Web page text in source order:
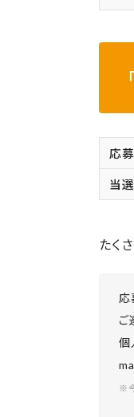
応
当
たく
応
ご
個
※